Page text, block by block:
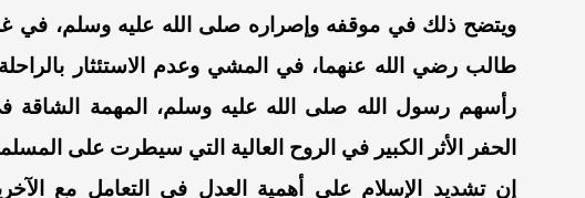
ويتضح ذلك في موقفه وإصراره صلى الله عليه وسلم، في
طالب رضي الله عنهما، في المشي وعدم الاستئثار بالراحلة
رأسهم رسول الله صلى الله عليه وسلم، المهمة الشاقة
الحفر الأثر الكبير في الروح العالية التي سيطرت على
إن تشديد
الإسلام على أهمية العدل في التعامل مع